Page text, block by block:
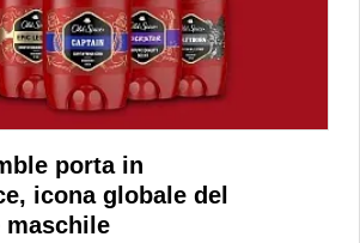
porta in
icona globale del
maschile